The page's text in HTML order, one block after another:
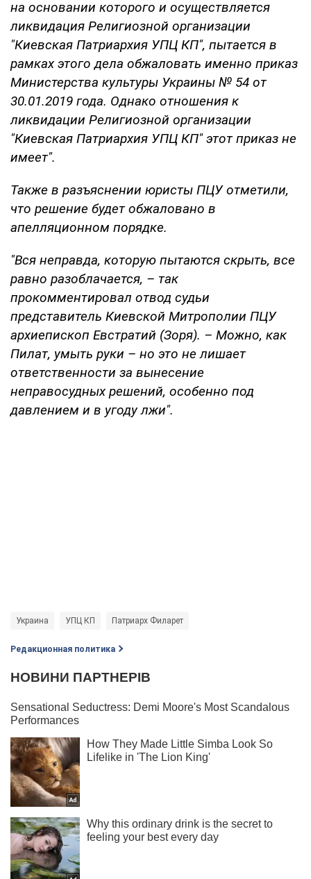
на основании которого и осуществляется
ликвидация Религиозной организации
"Киевская Патриархия УПЦ КП", пытается в
рамках этого дела обжаловать именно приказ
Министерства культуры Украины № 54 от
30.01.2019 года. Однако отношения к
ликвидации Религиозной организации
"Киевская Патриархия УПЦ КП" этот приказ не
имеет".
Также в разъяснении юристы ПЦУ отметили,
что решение будет обжаловано в
апелляционном порядке.
"Вся неправда, которую пытаются скрыть, все
равно разоблачается, – так
прокомментировал отвод судьи
представитель Киевской Митрополии ПЦУ
архиепископ Евстратий (Зоря). – Можно, как
Пилат, умыть руки – но это не лишает
ответственности за вынесение
неправосудных решений, особенно под
давлением и в угоду лжи".
Украина УПЦ КП Патриарх Филарет
Редакционная политика